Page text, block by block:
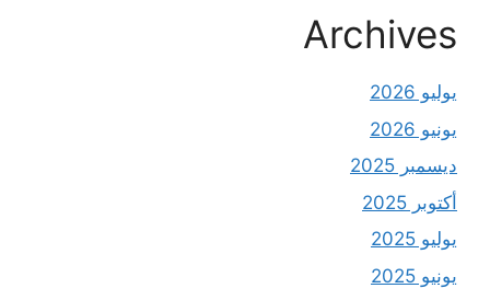
Archives
يوليو 2026
يونيو 2026
ديسمبر 2025
أكتوبر 2025
يوليو 2025
يونيو 2025